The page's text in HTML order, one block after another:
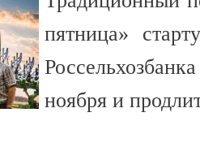
пятница»
ноября и